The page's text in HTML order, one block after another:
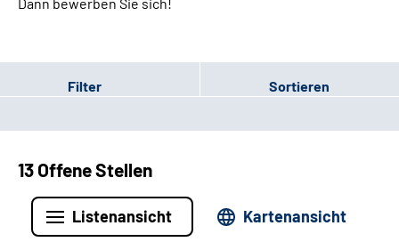
Filter Sortieren
13 Offene Stellen
Listenansicht Kartenansicht